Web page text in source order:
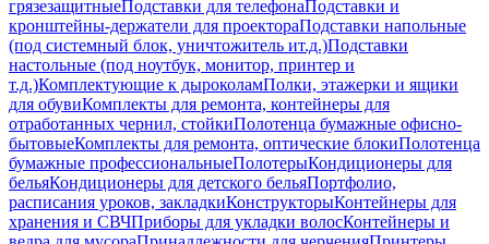
грязезащитныеПодставки для телефонаПодставки и
кронштейны-держатели для проектораПодставки напольные
(под системный блок, уничтожитель ит.д.)Подставки
настольные (под ноутбук, монитор, принтер и
т.д.)Комплектующие к дыроколамПолки, этажерки и ящики
для обувиКомплекты для ремонта, контейнеры для
отработанных чернил, стойкиПолотенца бумажные офисно-
бытовыеКомплекты для ремонта, оптические блокиПолотенца
бумажные профессиональныеПолотерыКондиционеры для
бельяКондиционеры для детского бельяПортфолио,
расписания уроков, закладкиКонструкторыКонтейнеры для
хранения и СВЧПриборы для укладки волосКонтейнеры и